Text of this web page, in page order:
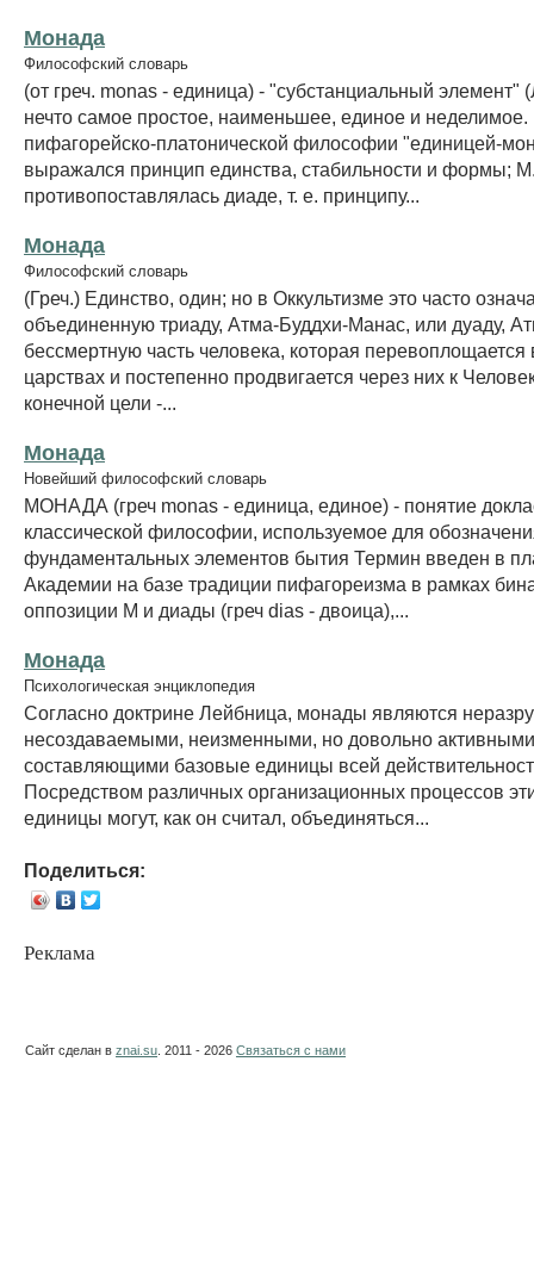
Монада
Философский словарь
(от греч. monas - единица) - "субстанциальный элемент"
нечто самое простое, наименьшее, единое и неделимое.
пифагорейско-платонической философии "единицей-
выражался принцип единства, стабильности и формы;
противопоставлялась диаде, т. е. принципу...
Монада
Философский словарь
(Греч.) Единство, один; но в Оккультизме это часто
объединенную триаду, Атма-Буддхи-Манас, или дуаду,
бессмертную часть человека, которая перевоплощается
царствах и постепенно продвигается через них к
конечной цели -...
Монада
Новейший философский словарь
МОНАДА (греч monas - единица, единое) - понятие
классической философии, используемое для
фундаментальных элементов бытия Термин введен в
Академии на базе традиции пифагореизма в рамках
оппозиции М и диады (греч dias - двоица),...
Монада
Психологическая энциклопедия
Согласно доктрине Лейбница, монады являются
несоздаваемыми, неизменными, но довольно активными
составляющими базовые единицы всей
Посредством различных организационных процессов
единицы могут, как он считал, объединяться...
Поделиться:
Реклама
Сайт сделан в znai.su . 2011 - 2026 Связаться с нами